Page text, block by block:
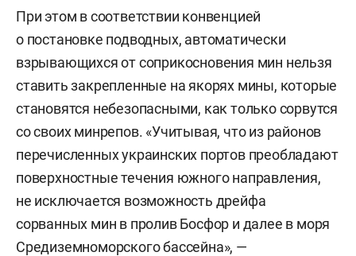
При этом в соответствии конвенцией
о постановке подводных, автоматически
взрывающихся от соприкосновения мин нельзя
ставить закрепленные на якорях мины, которые
становятся небезопасными, как только сорвутся
со своих минрепов. «Учитывая, что из районов
перечисленных украинских портов преобладают
поверхностные течения южного направления,
не исключается возможность дрейфа
сорванных мин в пролив Босфор и далее в моря
Средиземноморского бассейна», —